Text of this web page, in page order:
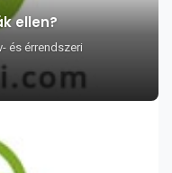
ellen?
és érrendszeri